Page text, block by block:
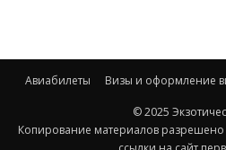
Авиабилеты Визы и оформление
© 2025
Копирование материалов разрешено